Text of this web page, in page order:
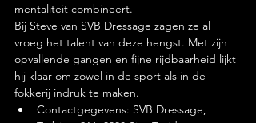
mentaliteit combineert.
Bij Steve van SVB Dressage zagen ze al
vroeg het talent van deze hengst. Met zijn
opvallende gangen en fijne rijdbaarheid lijkt
hij klaar om zowel in de sport als in de
fokkerij indruk te maken.
Contactgegevens: SVB Dressage,